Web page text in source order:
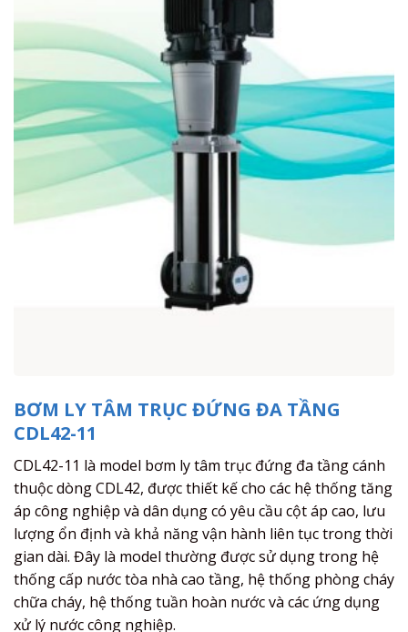
BƠM LY TÂM TRỤC ĐỨNG ĐA TẦNG
CDL42-11
CDL42-11 là model bơm ly tâm trục đứng đa tầng cánh
thuộc dòng CDL42, được thiết kế cho các hệ thống tăng
áp công nghiệp và dân dụng có yêu cầu cột áp cao, lưu
lượng ổn định và khả năng vận hành liên tục trong thời
gian dài. Đây là model thường được sử dụng trong hệ
thống cấp nước tòa nhà cao tầng, hệ thống phòng cháy
chữa cháy, hệ thống tuần hoàn nước và các ứng dụng
xử lý nước công nghiệp.